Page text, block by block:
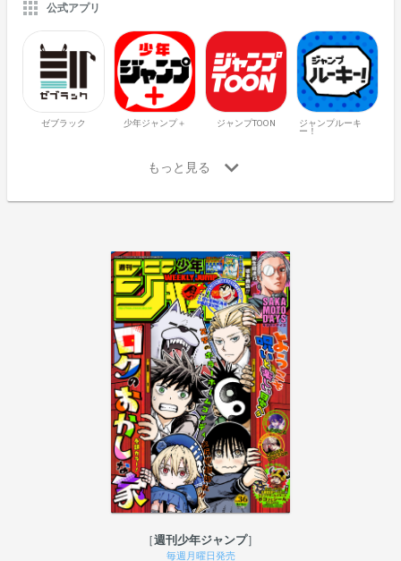
公式アプリ
ゼブラック 少年ジャンプ＋ ジャンプTOON
ジャンプルーキ
ー！
週刊少年ジャンプ
毎週月曜日発売